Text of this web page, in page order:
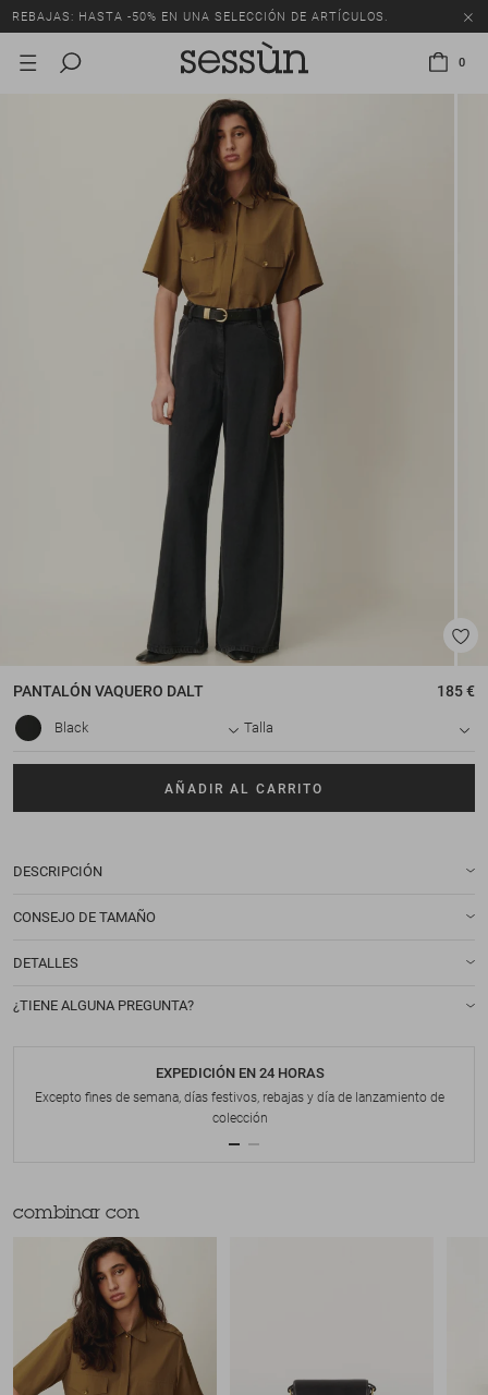
REBAJAS: HASTA -50% EN UNA SELECCIÓN DE ARTÍCULOS.
0
PANTALÓN VAQUERO DALT 185 €
Black Talla
AÑADIR AL CARRITO
DESCRIPCIÓN
CONSEJO DE TAMAÑO
DETALLES
¿TIENE ALGUNA PREGUNTA?
EXPEDICIÓN EN 24 HORAS
Excepto fines de semana, días festivos, rebajas y día de lanzamiento de
colección
combinar con